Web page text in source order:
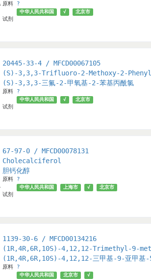
原料 ?
试剂
中华人民共和国 √ 北京市
20445-33-4 / MFCD00067105
(S)-3,3,3-Trifluoro-2-Methoxy-2-
(S)-3,3,3-三氟-2-甲氧基-2-苯基丙酰氯
原料 ?
试剂
中华人民共和国 √ 北京市
67-97-0 / MFCD00078131
Cholecalciferol
胆钙化醇
原料 ?
试剂
中华人民共和国 上海市 √ 北京市
1139-30-6 / MFCD00134216
(1R,4R,6R,10S)-4,12,12-Trimethyl-9-
(1R,4R,6R,10S)-4,12,12-三甲基-9-亚甲
原料 ?
中华人民共和国 北京市 √